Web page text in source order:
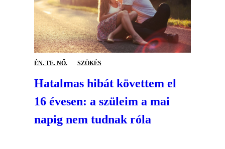
ÉN. TE. NŐ. SZÖKÉS
Hatalmas hibát követtem el
16 évesen: a szüleim a mai
napig nem tudnak róla